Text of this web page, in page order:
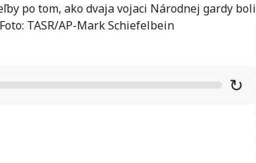
po tom, ako dvaja vojaci Národnej gardy boli
TASR/AP-Mark Schiefelbein
↻